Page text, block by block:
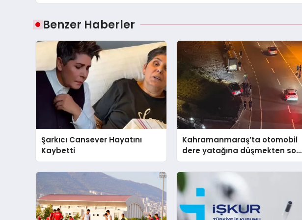
Benzer Haberler
Şarkıcı Cansever Hayatını
Kaybetti
Kahramanmaraş’ta otomobil
dere yatağına düşmekten son
anda kurtuldu